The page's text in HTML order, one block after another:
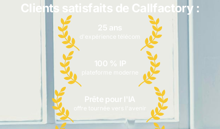
Clients satisfaits de Callfactory :
25 ans
d'expérience télécom
100 % IP
plateforme moderne
Prête pour l'IA
offre tournée vers l'avenir